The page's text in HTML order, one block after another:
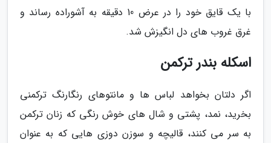
با یک قایق خود را در عرض 10 دقیقه به آشوراده رساند و
غرق غروب های دل انگیزش شد.
اسکله بندر ترکمن
اگر دلتان بخواهد لباس ها و مانتوهای رنگارنگ ترکمنی
بخرید، نمد، پشتی و شال های خوش رنگی که زنان ترکمن
به سر می کنند، قالیچه و سوزن دوزی هایی که به عنوان